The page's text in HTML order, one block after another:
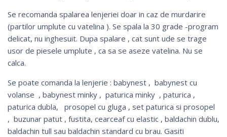
Se recomanda spalarea lenjeriei doar in caz de murdarire
(partilor umplute cu vatelina ). Se spala la 30 grade -program
delicat, nu inghesuit. Dupa spalare , cat sunt ude se trage
usor de piesele umplute , ca sa se aseze vatelina. Nu se
calca.
Se poate comanda la lenjerie : babynest , babynest cu
volanse , babynest minky , paturica minky , paturica ,
paturica dubla, prosopel cu gluga , set paturica si prosopel
, buzunar patut , fustita, cearceaf cu elastic , baldachin dublu,
baldachin tull sau baldachin standard cu brau. Gasiti